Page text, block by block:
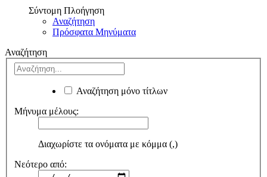
Σύντομη Πλοήγηση
Αναζήτηση
Πρόσφατα Μηνύματα
Αναζήτηση
Αναζήτηση μόνο τίτλων
Μήνυμα μέλους:
Διαχωρίστε τα ονόματα με κόμμα (,)
Νεότερο από: